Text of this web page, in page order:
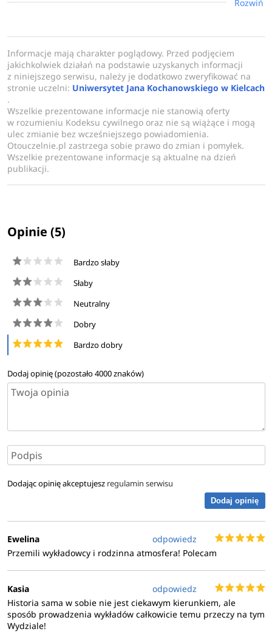
Rozwiń
Informacje mają charakter poglądowy. Przed podjęciem
jakichkolwiek działań na podstawie uzyskanych informacji
z niniejszego serwisu, należy je dodatkowo zweryfikować na
stronie uczelni: Uniwersytet Jana Kochanowskiego w Kielcach
.
Wszelkie prezentowane informacje nie stanowią oferty
w rozumieniu Kodeksu cywilnego oraz nie są wiążące i mogą
ulec zmianie bez wcześniejszego powiadomienia.
Otouczelnie.pl zastrzega sobie prawo do zmian i pomyłek.
Wszelkie prezentowane informacje są aktualne na dzień
publikacji.
Opinie (5)
Bardzo słaby
Słaby
Neutralny
Dobry
Bardzo dobry
Dodaj opinię (pozostało4000znaków)
Dodając opinię akceptujesz regulamin serwisu
Dodaj opinię
Ewelina
odpowiedz
Przemili wykładowcy i rodzinna atmosfera! Polecam
Kasia
odpowiedz
Historia sama w sobie nie jest ciekawym kierunkiem, ale
sposób prowadzenia wykładów całkowicie temu przeczy na tym
Wydziale!